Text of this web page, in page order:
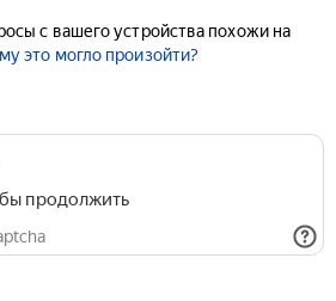
с вашего устройства похожи на
это могло произойти?
продолжить